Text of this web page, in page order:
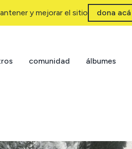
y mejorar el sitio dona acá
comunidad álbumes